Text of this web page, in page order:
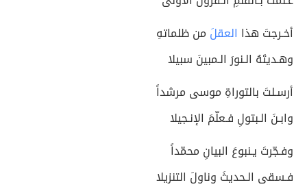
أخـرجتَ هذا العقلَ من ظلماتهِ
وهـديتَهُ الـنورَ الـمبينَ سبيلا
أرسـلتَ بالتوراةِ موسى مرشداً
وابـنَ الـبتولِ فـعلّمَ الإنـجيلا
وفـجّرتَ يـنبوعَ البيانِ محمّداً
فـسقى الـحديثَ وناولَ التنزيلا